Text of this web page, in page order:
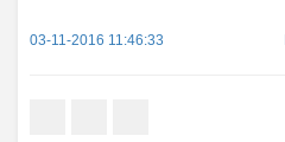
03-11-2016 11:46:33